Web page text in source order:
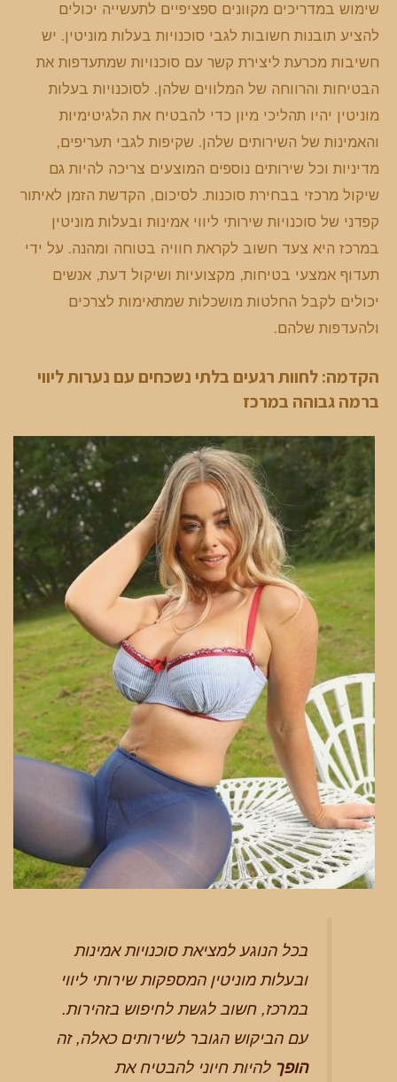
שימוש במדריכים מקוונים ספציפיים לתעשייה יכולים
להציע תובנות חשובות לגבי סוכנויות בעלות מוניטין. יש
חשיבות מכרעת ליצירת קשר עם סוכנויות שמתעדפות את
הבטיחות והרווחה של המלווים שלהן. לסוכנויות בעלות
מוניטין יהיו תהליכי מיון כדי להבטיח את הלגיטימיות
והאמינות של השירותים שלהן. שקיפות לגבי תעריפים,
מדיניות וכל שירותים נוספים המוצעים צריכה להיות גם
שיקול מרכזי בבחירת סוכנות. לסיכום, הקדשת הזמן לאיתור
קפדני של סוכנויות שירותי ליווי אמינות ובעלות מוניטין
במרכז היא צעד חשוב לקראת חוויה בטוחה ומהנה. על ידי
תעדוף אמצעי בטיחות, מקצועיות ושיקול דעת, אנשים
יכולים לקבל החלטות מושכלות שמתאימות לצרכים
ולהעדפות שלהם.
הקדמה: לחוות רגעים בלתי נשכחים עם נערות ליווי
ברמה גבוהה במרכז
בכל הנוגע למציאת סוכנויות אמינות
ובעלות מוניטין המספקות שירותי ליווי
במרכז, חשוב לגשת לחיפוש בזהירות.
עם הביקוש הגובר לשירותים כאלה, זה
הופך להיות חיוני להבטיח את